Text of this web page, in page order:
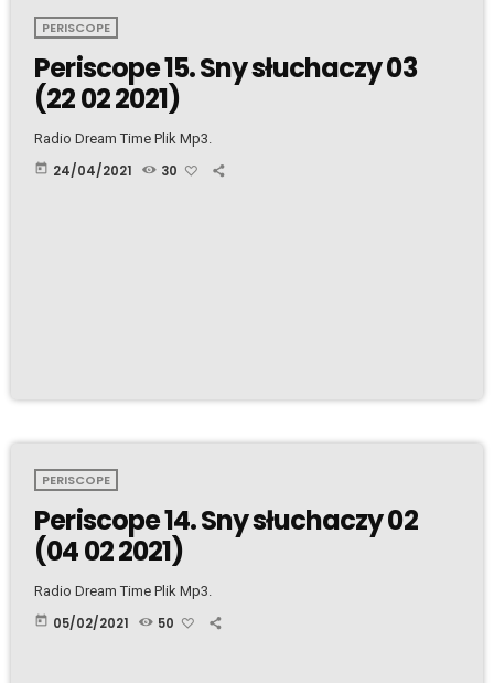
PERISCOPE
Periscope 15. Sny słuchaczy 03
(22 02 2021)
Radio Dream Time Plik Mp3.
today 24/04/2021 30
PERISCOPE
Periscope 14. Sny słuchaczy 02
(04 02 2021)
Radio Dream Time Plik Mp3.
today 05/02/2021 50